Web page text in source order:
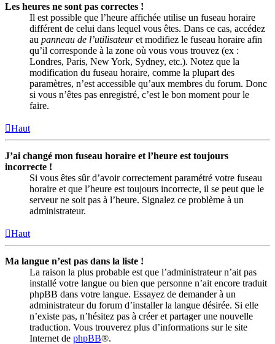
Les heures ne sont pas correctes !
Il est possible que l’heure affichée utilise un fuseau horaire
différent de celui dans lequel vous êtes. Dans ce cas, accédez
au panneau de l’utilisateuret modifiez le fuseau horaire afin
qu’il corresponde à la zone où vous vous trouvez (ex :
Londres, Paris, New York, Sydney, etc.). Notez que la
modification du fuseau horaire, comme la plupart des
paramètres, n’est accessible qu’aux membres du forum. Donc
si vous n’êtes pas enregistré, c’est le bon moment pour le
faire.
Haut
J’ai changé mon fuseau horaire et l’heure est toujours
incorrecte !
Si vous êtes sûr d’avoir correctement paramétré votre fuseau
horaire et que l’heure est toujours incorrecte, il se peut que le
serveur ne soit pas à l’heure. Signalez ce problème à un
administrateur.
Haut
Ma langue n’est pas dans la liste !
La raison la plus probable est que l’administrateur n’ait pas
installé votre langue ou bien que personne n’ait encore traduit
phpBB dans votre langue. Essayez de demander à un
administrateur du forum d’installer la langue désirée. Si elle
n’existe pas, n’hésitez pas à créer et partager une nouvelle
traduction. Vous trouverez plus d’informations sur le site
Internet de phpBB®.